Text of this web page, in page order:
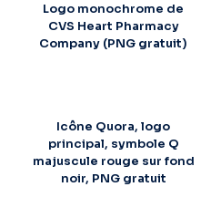
Logo monochrome de
CVS Heart Pharmacy
Company (PNG gratuit)
Icône Quora, logo
principal, symbole Q
majuscule rouge sur fond
noir, PNG gratuit